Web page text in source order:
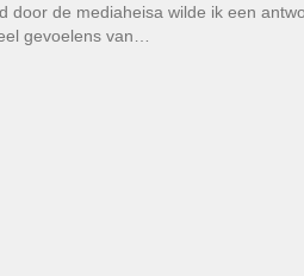
door de mediaheisa wilde ik een
gevoelens van…